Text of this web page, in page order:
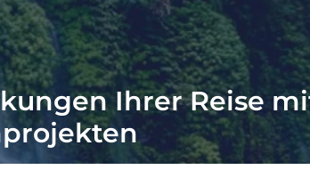
Ihrer Reise